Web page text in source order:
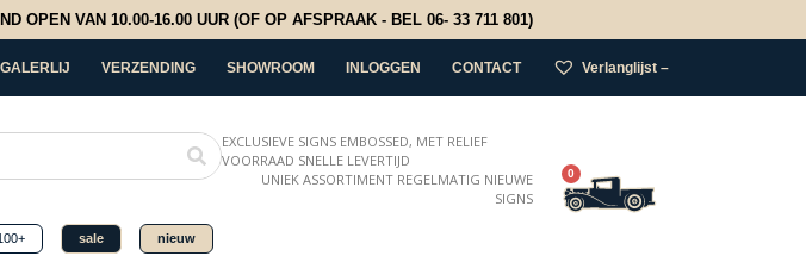
OPEN VAN 10.00-16.00 UUR (OF OP AFSPRAAK - BEL 06- 33 711 801)
VERZENDING SHOWROOM INLOGGEN CONTACT Verlanglijst –
sale nieuw
EXCLUSIEVE SIGNS EMBOSSED, MET RELIEF
VOORRAAD SNELLE LEVERTIJD
UNIEK ASSORTIMENT REGELMATIG NIEUWE
SIGNS
0